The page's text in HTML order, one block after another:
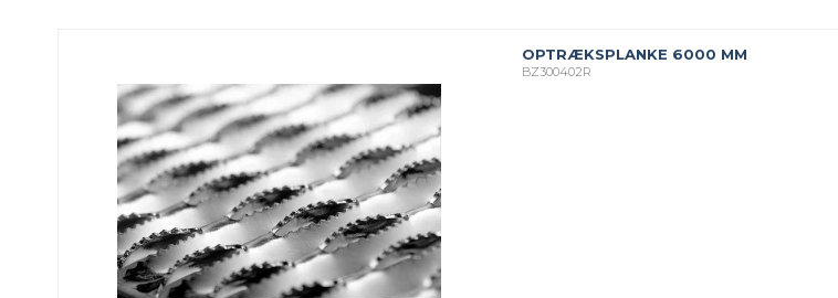
OPTRÆKSPLANKE 6000 MM
BZ300402R